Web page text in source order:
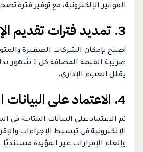
الفواتير الإلكترونية، مع توفير فترة
3. تمديد فترات تقديم الإقرارات
أصبح بإمكان الشركات الصغيرة
ضريبة القيمة
يقلل العبء الإداري.
4. الاعتماد على البيانات الإلكترونية
تم الاعتماد على البيانات المتاحة في
الإلكترونية في تبسيط الإجراءات
وإلغاء الإقرارات غير المؤيدة مستنديًا.